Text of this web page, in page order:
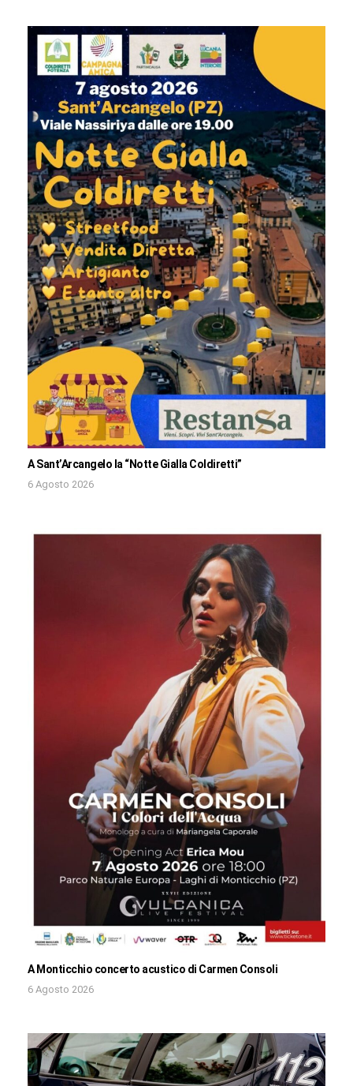
A Sant’Arcangelo la “Notte Gialla Coldiretti”
6 Agosto 2026
A Monticchio concerto acustico di Carmen Consoli
6 Agosto 2026